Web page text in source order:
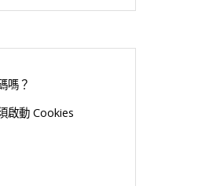
嗎？
啟動 Cookies